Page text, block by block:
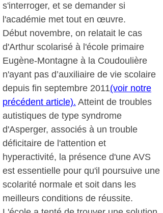
s'interroger, et se demander si
l'académie met tout en œuvre.
Début novembre, on relatait le cas
d'Arthur scolarisé à l'école primaire
Eugène-Montagne à la Coudoulière
n'ayant pas d’auxiliaire de vie scolaire
depuis fin septembre 2011(voir notre
précédent article). Atteint de troubles
autistiques de type syndrome
d'Asperger, associés à un trouble
déficitaire de l'attention et
hyperactivité, la présence d'une AVS
est essentielle pour qu'il poursuive une
scolarité normale et soit dans les
meilleurs conditions de réussite.